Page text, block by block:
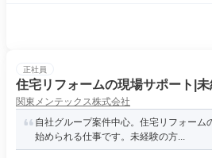
正社員
住宅リフォームの現場サポート|
関東メンテックス株式会社
自社グループ案件中心。住宅リフォーム
始められる仕事です。未経験の方...